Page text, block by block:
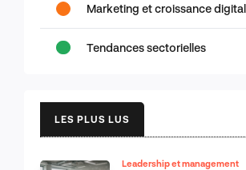
Marketing et croissance
Tendances sectorielles
LES PLUS LUS
Leadership et management